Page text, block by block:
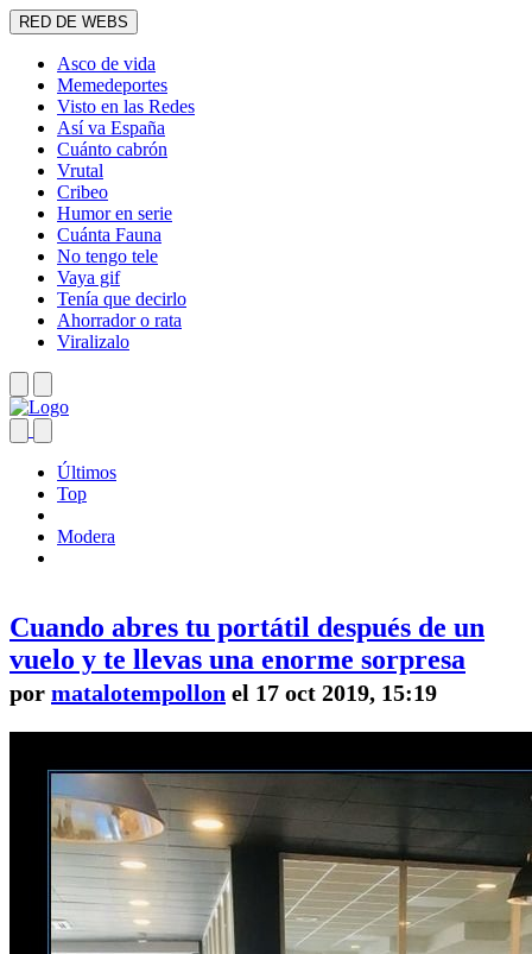
RED DE WEBS
Asco de vida
Memedeportes
Visto en las Redes
Así va España
Cuánto cabrón
Vrutal
Cribeo
Humor en serie
Cuánta Fauna
No tengo tele
Vaya gif
Tenía que decirlo
Ahorrador o rata
Viralizalo
Últimos
Top
Modera
Cuando abres tu portátil después de un
vuelo y te llevas una enorme sorpresa
por matalotempollon el 17 oct 2019, 15:19